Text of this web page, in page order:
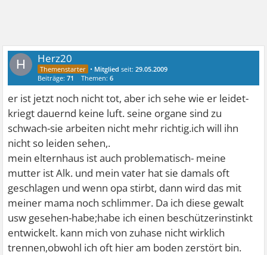
H Herz20
• Mitglied seit:29.05.2009
Beiträge:71 Themen:6
er ist jetzt noch nicht tot, aber ich sehe wie er leidet-
kriegt dauernd keine luft. seine organe sind zu
schwach-sie arbeiten nicht mehr richtig.ich will ihn
nicht so leiden sehen,.
mein elternhaus ist auch problematisch- meine
mutter ist Alk. und mein vater hat sie damals oft
geschlagen und wenn opa stirbt, dann wird das mit
meiner mama noch schlimmer. Da ich diese gewalt
usw gesehen-habe;habe ich einen beschützerinstinkt
entwickelt. kann mich von zuhase nicht wirklich
trennen,obwohl ich oft hier am boden zerstört bin.